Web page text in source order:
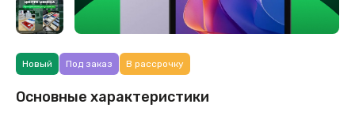
Новый Под заказ В рассрочку
Основные характеристики